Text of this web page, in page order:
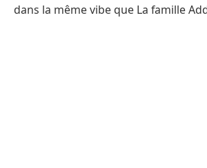
dans la même vibe que La famille